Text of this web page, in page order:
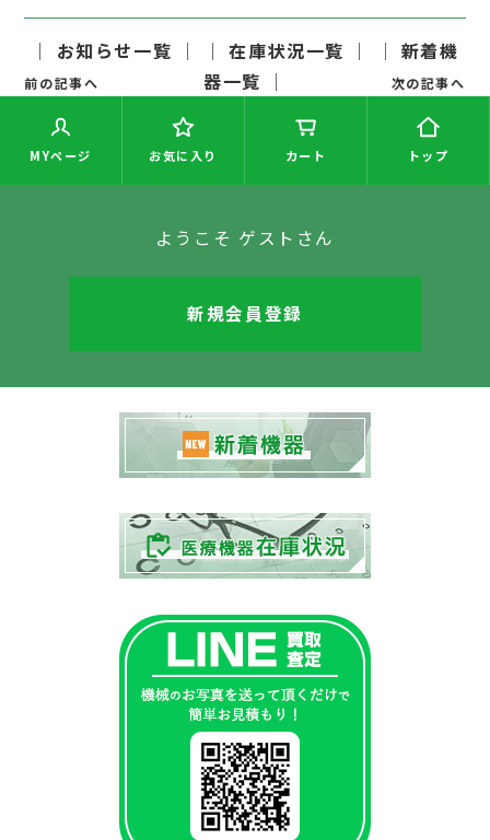
前の記事へ 次の記事へ
│ お知らせ一覧 │ │ 在庫状況一覧 │
│ 新着機
器一覧 │
MYページ お気に入り カート トップ
ようこそ ゲストさん
新規会員登録